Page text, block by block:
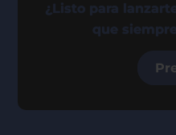
¿Listo para
que